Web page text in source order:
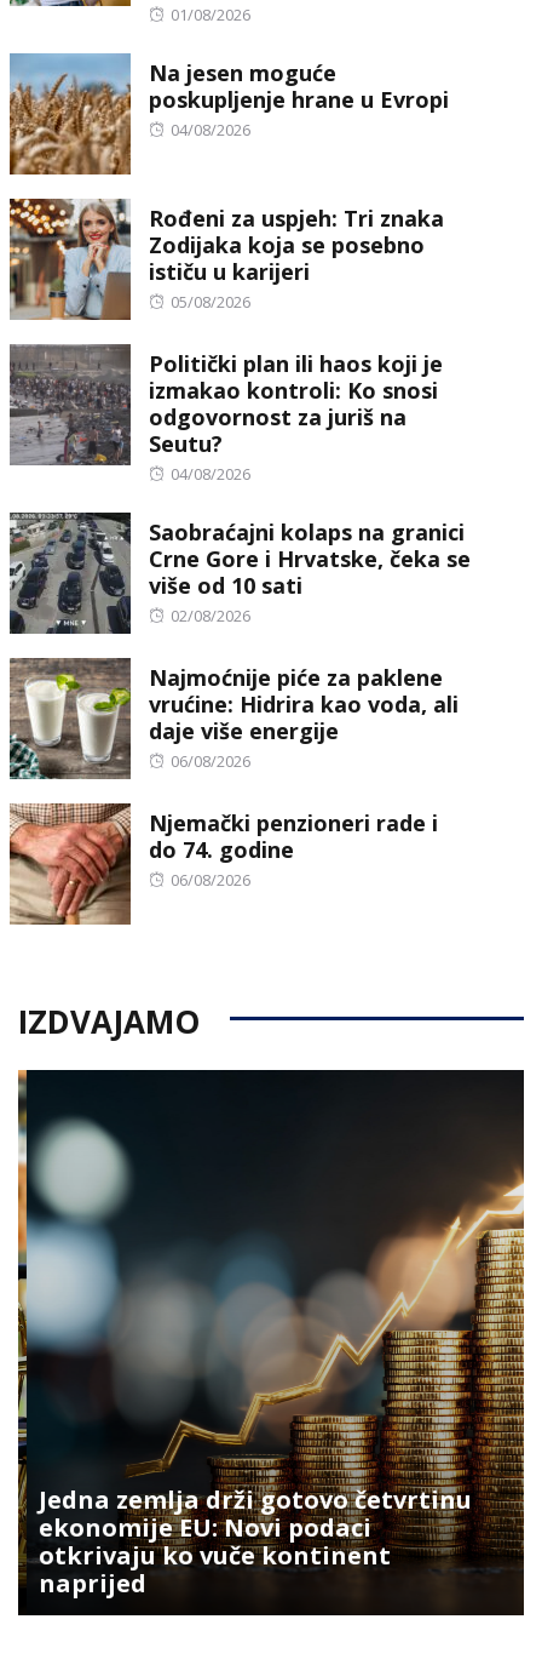
Posted
01/08/2026
Na jesen moguće
poskupljenje hrane u Evropi
Posted
04/08/2026
Rođeni za uspjeh: Tri znaka
Zodijaka koja se posebno
ističu u karijeri
Posted
05/08/2026
Politički plan ili haos koji je
izmakao kontroli: Ko snosi
odgovornost za juriš na
Seutu?
Posted
04/08/2026
Saobraćajni kolaps na granici
Crne Gore i Hrvatske, čeka se
više od 10 sati
Posted
02/08/2026
Najmoćnije piće za paklene
vrućine: Hidrira kao voda, ali
daje više energije
Posted
06/08/2026
Njemački penzioneri rade i
do 74. godine
Posted
06/08/2026
IZDVAJAMO
Jedna zemlja drži gotovo četvrtinu
ekonomije EU: Novi podaci
otkrivaju ko vuče kontinent
naprijed